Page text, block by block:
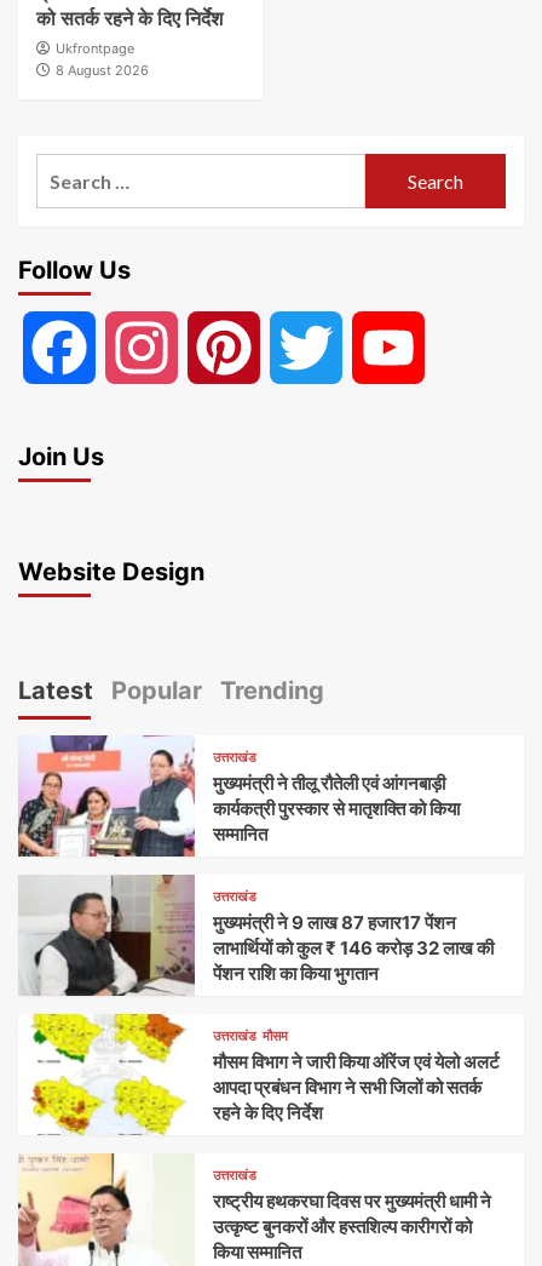
को सतर्क रहने के दिए निर्देश
Ukfrontpage
8 August 2026
Follow Us
Facebook Instagram Pinterest Twitter
Join Us
Website Design
Latest Popular Trending
उत्तराखंड
मुख्यमंत्री ने तीलू रौतेली एवं आंगनबाड़ी
कार्यकत्री पुरस्कार से मातृशक्ति को किया
सम्मानित
उत्तराखंड
मुख्यमंत्री ने 9 लाख 87 हजार17 पेंशन
लाभार्थियों को कुल ₹ 146 करोड़ 32 लाख की
पेंशन राशि का किया भुगतान
उत्तराखंड मौसम
मौसम विभाग ने जारी किया ऑरेंज एवं येलो अलर्ट
आपदा प्रबंधन विभाग ने सभी जिलों को सतर्क
रहने के दिए निर्देश
उत्तराखंड
राष्ट्रीय हथकरघा दिवस पर मुख्यमंत्री धामी ने
उत्कृष्ट बुनकरों और हस्तशिल्प कारीगरों को
किया सम्मानित